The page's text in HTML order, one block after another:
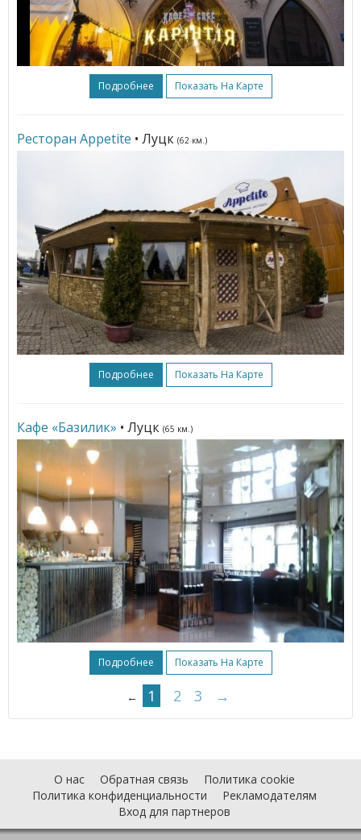
Подробнее Показать На Карте
Ресторан Appetite • Луцк (62 км.)
Подробнее Показать На Карте
Кафе «Базилик» • Луцк (65 км.)
Подробнее Показать На Карте
← 1 2 3 →
О нас Обратная связь
Политика cookie
Политика конфиденциальности
Рекламодателям
Вход для партнеров